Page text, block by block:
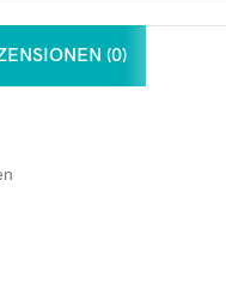
(0)